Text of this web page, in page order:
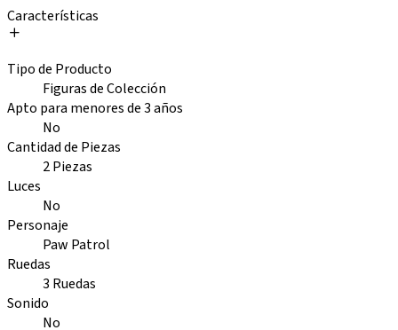
Características
Tipo de Producto
Figuras de Colección
Apto para menores de 3 años
No
Cantidad de Piezas
2 Piezas
Luces
No
Personaje
Paw Patrol
Ruedas
3 Ruedas
Sonido
No